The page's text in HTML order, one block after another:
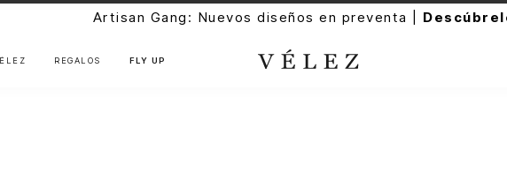
Artisan Gang: Nuevos diseños en preventa |
REGALOS FLY UP